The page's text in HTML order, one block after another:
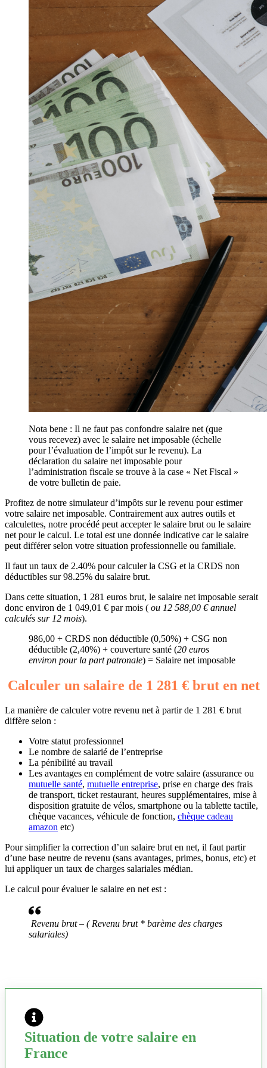
Nota bene : Il ne faut pas confondre salaire net (que
vous recevez) avec le salaire net imposable (échelle
pour l’évaluation de l’impôt sur le revenu). La
déclaration du salaire net imposable pour
l’administration fiscale se trouve à la case « Net Fiscal »
de votre bulletin de paie.
Profitez de notre simulateur d’impôts sur le revenu pour estimer
votre salaire net imposable. Contrairement aux autres outils et
calculettes, notre procédé peut accepter le salaire brut ou le salaire
net pour le calcul. Le total est une donnée indicative car le salaire
peut différer selon votre situation professionnelle ou familiale.
Il faut un taux de 2.40% pour calculer la CSG et la CRDS non
déductibles sur 98.25% du salaire brut.
Dans cette situation, 1 281 euros brut, le salaire net imposable serait
donc environ de 1 049,01 € par mois ( ou 12 588,00 € annuel
calculés sur 12 mois).
986,00 + CRDS non déductible (0,50%) + CSG non
déductible (2,40%) + couverture santé (20 euros
environ pour la part patronale) = Salaire net imposable
Calculer un salaire de 1 281 € brut en net
La manière de calculer votre revenu net à partir de 1 281 € brut
diffère selon :
Votre statut professionnel
Le nombre de salarié de l’entreprise
La pénibilité au travail
Les avantages en complément de votre salaire (assurance ou
mutuelle santé, mutuelle entreprise, prise en charge des frais
de transport, ticket restaurant, heures supplémentaires, mise à
disposition gratuite de vélos, smartphone ou la tablette tactile,
chèque vacances, véhicule de fonction, chèque cadeau
amazon etc)
Pour simplifier la correction d’un salaire brut en net, il faut partir
d’une base neutre de revenu (sans avantages, primes, bonus, etc) et
lui appliquer un taux de charges salariales médian.
Le calcul pour évaluer le salaire en net est :
Revenu brut – ( Revenu brut * barème des charges
salariales)
Situation de votre salaire en
France